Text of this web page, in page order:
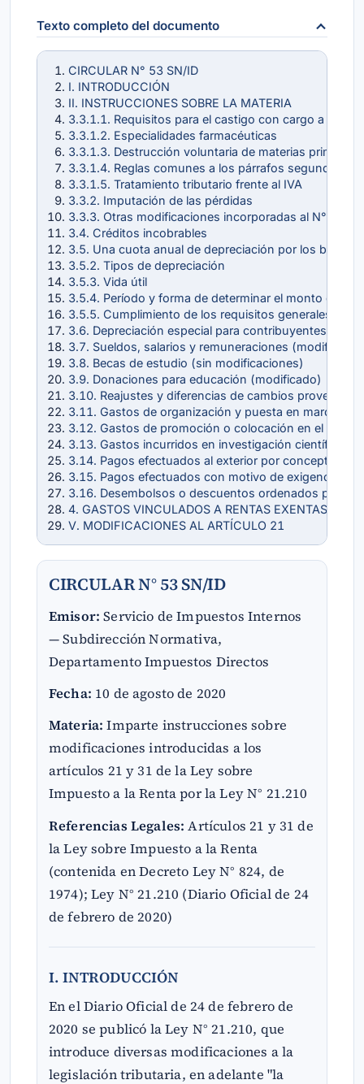
Texto completo del documento
CIRCULAR N° 53 SN/ID
I. INTRODUCCIÓN
II. INSTRUCCIONES SOBRE LA MATERIA
3.3.1.1. Requisitos para el castigo con cargo a
3.3.1.2. Especialidades farmacéuticas
3.3.1.3. Destrucción voluntaria de materias primas,
3.3.1.4. Reglas comunes a los párrafos segundo y
3.3.1.5. Tratamiento tributario frente al IVA
3.3.2. Imputación de las pérdidas
3.3.3. Otras modificaciones incorporadas al N° 3
3.4. Créditos incobrables
3.5. Una cuota anual de depreciación por los
3.5.2. Tipos de depreciación
3.5.3. Vida útil
3.5.4. Período y forma de determinar el monto de la
3.5.5. Cumplimiento de los requisitos generales del
3.6. Depreciación especial para contribuyentes que
3.7. Sueldos, salarios y remuneraciones (modificado)
3.8. Becas de estudio (sin modificaciones)
3.9. Donaciones para educación (modificado)
3.10. Reajustes y diferencias de cambios
3.11. Gastos de organización y puesta en marcha
3.12. Gastos de promoción o colocación en el
3.13. Gastos incurridos en investigación científica y
3.14. Pagos efectuados al exterior por conceptos
3.15. Pagos efectuados con motivo de exigencias
3.16. Desembolsos o descuentos ordenados por
4. GASTOS VINCULADOS A RENTAS EXENTAS O NO
V. MODIFICACIONES AL ARTÍCULO 21
CIRCULAR N° 53 SN/ID
Emisor: Servicio de Impuestos Internos
— Subdirección Normativa,
Departamento Impuestos Directos
Fecha: 10 de agosto de 2020
Materia: Imparte instrucciones sobre
modificaciones introducidas a los
artículos 21 y 31 de la Ley sobre
Impuesto a la Renta por la Ley N° 21.210
Referencias Legales: Artículos 21 y 31 de
la Ley sobre Impuesto a la Renta
(contenida en Decreto Ley N° 824, de
1974); Ley N° 21.210 (Diario Oficial de 24
de febrero de 2020)
I. INTRODUCCIÓN
En el Diario Oficial de 24 de febrero de
2020 se publicó la Ley N° 21.210, que
introduce diversas modificaciones a la
legislación tributaria, en adelante "la